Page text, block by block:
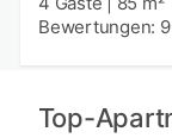
Bewertungen: 9
Top-